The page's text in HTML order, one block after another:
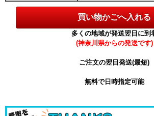
多くの地域が発送翌日に到
(神奈川県からの発送です)
ご注文の翌日発送(最短)
無料で日時指定可能